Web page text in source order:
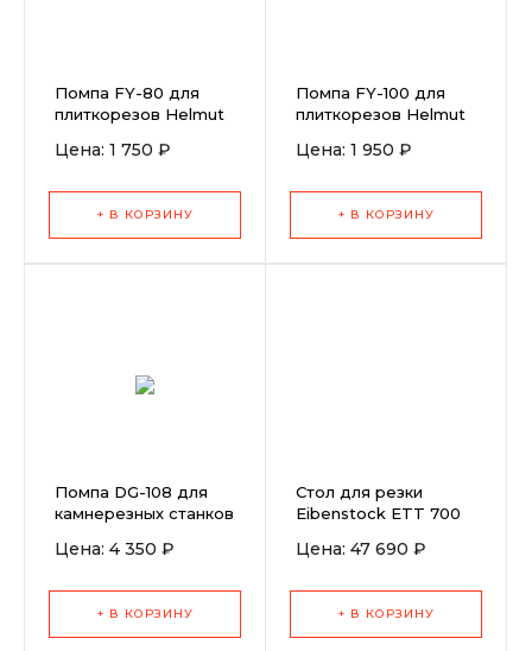
Помпа FY-80 для
плиткорезов Helmut
Цена: 1 750 ₽
+ В КОРЗИНУ
Помпа FY-100 для
плиткорезов Helmut
Цена: 1 950 ₽
+ В КОРЗИНУ
Помпа DG-108 для
камнерезных станков
ST400-900N
Цена: 4 350 ₽
+ В КОРЗИНУ
Стол для резки
Eibenstock ETT 700
Цена: 47 690 ₽
+ В КОРЗИНУ